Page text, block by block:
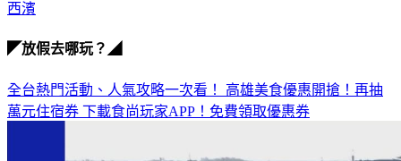
西濱
◤放假去哪玩？◢
全台熱門活動、人氣攻略一次看！ 高雄美食優惠開搶！再抽
萬元住宿券 下載食尚玩家APP！免費領取優惠券